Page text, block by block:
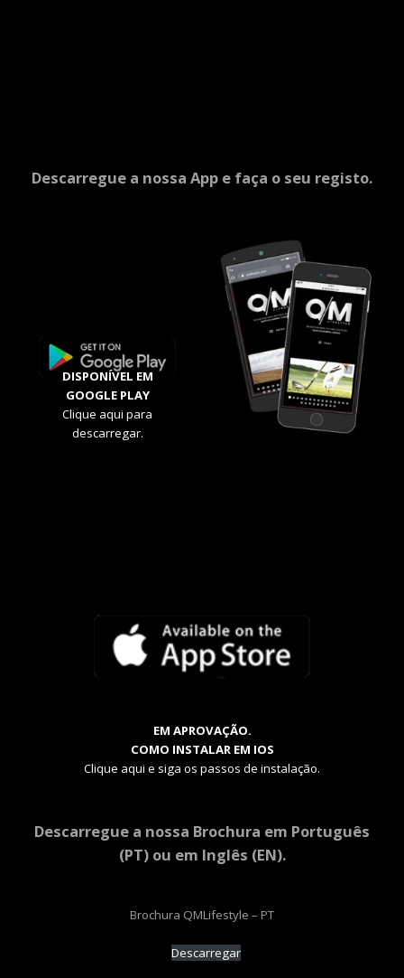
Descarregue a nossa App e faça o seu registo.
DISPONÍVEL EM
GOOGLE PLAY
Clique aqui para
descarregar.
EM APROVAÇÃO.
COMO INSTALAR EM IOS
Clique aqui e siga os passos de instalação.
Descarregue a nossa Brochura em Português
(PT) ou em Inglês (EN).
Brochura QMLifestyle – PT
Descarregar